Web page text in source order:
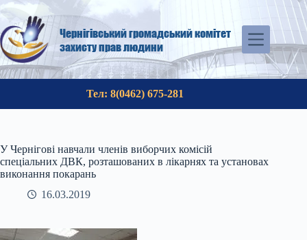
Перейти
до
вмісту
Чернігівський громадський комітет
захисту прав людини
Тел: 8(0462) 675-281
У Чернігові навчали членів виборчих комісій
спеціальних ДВК, розташованих в лікарнях та установах
виконання покарань
16.03.2019